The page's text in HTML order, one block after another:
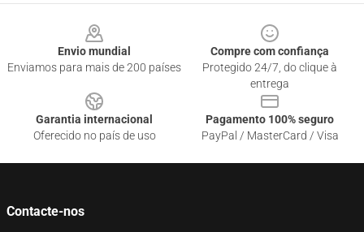
Envio mundial
Enviamos para mais de 200 países
Compre com confiança
Protegido 24/7, do clique à
entrega
Garantia internacional
Oferecido no país de uso
Pagamento 100% seguro
PayPal / MasterCard / Visa
Contacte-nos